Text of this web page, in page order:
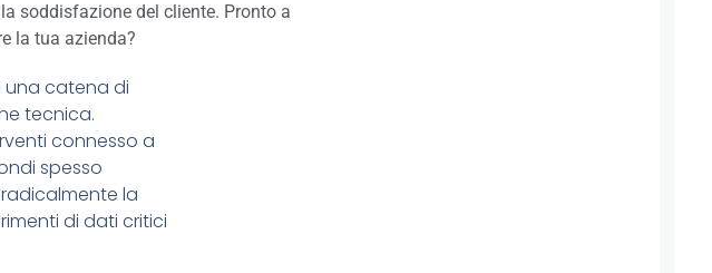
soddisfazione del cliente. Pronto a
la tua azienda?
una catena di
tecnica.
connesso a
spesso
la
di dati critici